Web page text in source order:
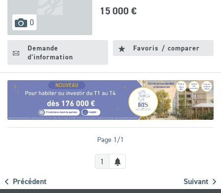
0
disponibles
15 000 €
Demande
d'information
Favoris / comparer
Page 1/1
Précédent
1
Créer
une
Suivant